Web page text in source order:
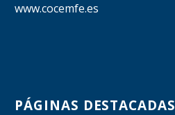
www.cocemfe.es
PÁGINAS DESTACADAS